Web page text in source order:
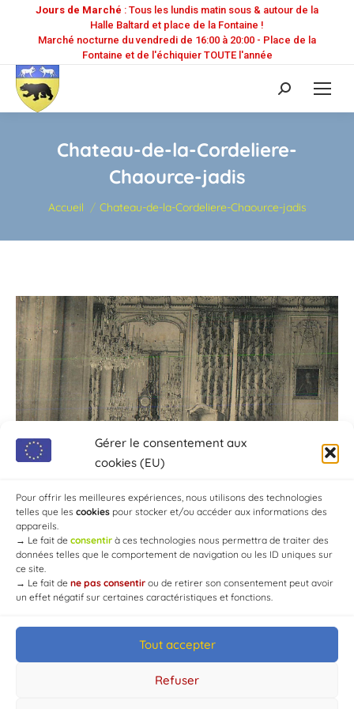
Gérer le consentement aux
cookies (EU)
Pour offrir les meilleures expériences, nous utilisons des technologies
telles que les cookies pour stocker et/ou accéder aux informations des
appareils.
→ Le fait de consentir à ces technologies nous permettra de traiter des
données telles que le comportement de navigation ou les ID uniques sur
ce site.
→ Le fait de ne pas consentir ou de retirer son consentement peut avoir
un effet négatif sur certaines caractéristiques et fonctions.
Tout accepter
Refuser
Jours de Marché : Tous les lundis matin sous & autour de la
Halle Baltard et place de la Fontaine !
Marché nocturne du vendredi de 16:00 à 20:00 - Place de la
Fontaine et de l'échiquier TOUTE l'année
Recherche
:
Chateau-de-la-Cordeliere-
Chaource-jadis
Vous êtes ici :
Accueil Chateau-de-la-Cordeliere-Chaource-jadis
© Mairie de Chaource [2004-2024] | Tous droits réservés.
Developed byWEB3-DESIGN